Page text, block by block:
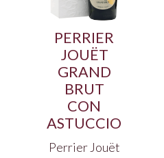
PERRIER
JOUËT
GRAND
BRUT
CON
ASTUCCIO
Perrier Jouët